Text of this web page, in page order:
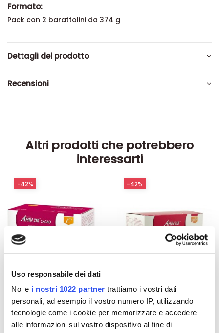
Uso responsabile dei dati
Noi e i nostri 1022 partner trattiamo i vostri dati
personali, ad esempio il vostro numero IP, utilizzando
tecnologie come i cookie per memorizzare e accedere
alle informazioni sul vostro dispositivo al fine di
Formato:
Pack con 2 barattolini da 374 g
Dettagli del prodotto
Recensioni
Altri prodotti che potrebbero
interessarti
Integratori per dimagrire
Amin 21 K al cacao - 21
bustine
-42%
Integratori per dimagrire
Amin 21 K neutro
-42%